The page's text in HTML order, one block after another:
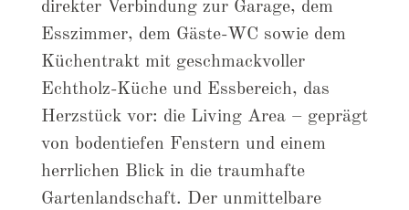
direkter Verbindung zur Garage, dem
Esszimmer, dem Gäste-WC sowie dem
Küchentrakt mit geschmackvoller
Echtholz-Küche und Essbereich, das
Herzstück vor: die Living Area – geprägt
von bodentiefen Fenstern und einem
herrlichen Blick in die traumhafte
Gartenlandschaft. Der unmittelbare